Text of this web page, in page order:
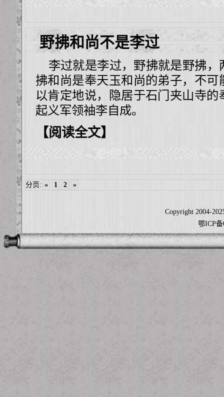
野拂和尚不是李过
李过就是李过，野拂就是野拂，
拂和尚是奉天玉和尚的弟子，不
以肯定地说，隐居于石门夹山寺
起义军领袖李自成。
【阅读全文】
分页: « 1 2 »
Copyright 2004-
鄂ICP备